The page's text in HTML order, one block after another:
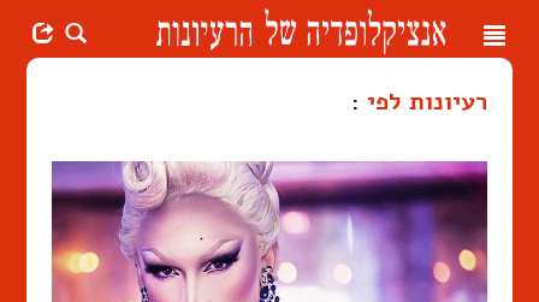
Toggle
רעיונות לפי :